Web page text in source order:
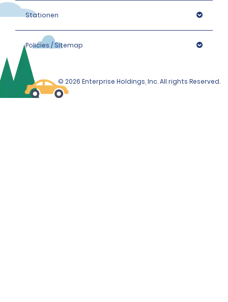
Stationen
Policies / Sitemap
© 2026 Enterprise Holdings, Inc. All rights Reserved.